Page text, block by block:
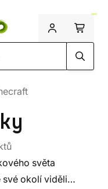
světa
své okolí viděli